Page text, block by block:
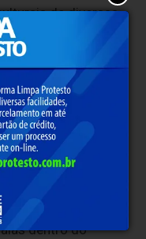
de diversas
de
gastronomia
da cultura
contará com
Brant, de
especial
dentro do